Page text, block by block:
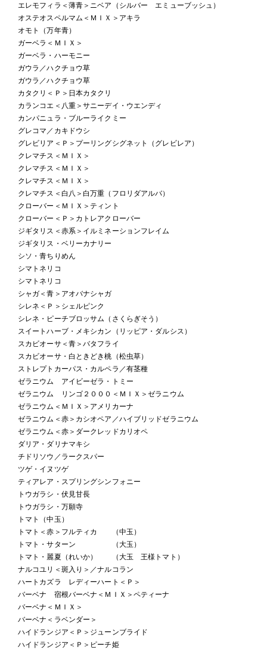
エレモフィラ＜薄青＞ニベア（シルバー エミューブッシュ）
オステオスペルマム＜ＭＩＸ＞アキラ
オモト（万年青）
ガーベラ＜ＭＩＸ＞
ガーベラ・ハーモニー
ガウラ／ハクチョウ草
ガウラ／ハクチョウ草
カタクリ＜Ｐ＞日本カタクリ
カランコエ＜八重＞サニーデイ・ウエンディ
カンパニュラ・ブルーライクミー
グレコマ／カキドウシ
グレビリア＜Ｐ＞プーリングシグネット（グレビレア）
クレマチス＜ＭＩＸ＞
クレマチス＜ＭＩＸ＞
クレマチス＜ＭＩＸ＞
クレマチス＜白八＞白万重（フロリダアルバ）
クローバー＜ＭＩＸ＞ティント
クローバー＜Ｐ＞カトレアクローバー
ジギタリス＜赤系＞イルミネーションフレイム
ジギタリス・ベリーカナリー
シソ・青ちりめん
シマトネリコ
シマトネリコ
シャガ＜青＞アオバナシャガ
シレネ＜Ｐ＞シェルピンク
シレネ・ピーチブロッサム（さくらぎそう）
スイートハーブ・メキシカン（リッピア・ダルシス）
スカビオーサ＜青＞バタフライ
スカビオーサ・白ときどき桃（松虫草）
ストレプトカーパス・カルペラ／有茎種
ゼラニウム アイビーゼラ・トミー
ゼラニウム リンゴ２０００＜ＭＩＸ＞ゼラニウム
ゼラニウム＜ＭＩＸ＞アメリカーナ
ゼラニウム＜赤＞カシオペア／ハイブリッドゼラニウム
ゼラニウム＜赤＞ダークレッドカリオペ
ダリア・ダリナマキシ
チドリソウ／ラークスパー
ツゲ・イヌツゲ
ティアレア・スプリングシンフォニー
トウガラシ・伏見甘長
トウガラシ・万願寺
トマト（中玉）
トマト＜赤＞フルティカ （中玉）
トマト・サターン （大玉）
トマト・麗夏（れいか） （大玉 王様トマト）
ナルコユリ＜斑入り＞／ナルコラン
ハートカズラ レディーハート＜Ｐ＞
バーベナ 宿根バーベナ＜ＭＩＸ＞ペティーナ
バーベナ＜ＭＩＸ＞
バーベナ＜ラベンダー＞
ハイドランジア＜Ｐ＞ジューンブライド
ハイドランジア＜Ｐ＞ピーチ姫